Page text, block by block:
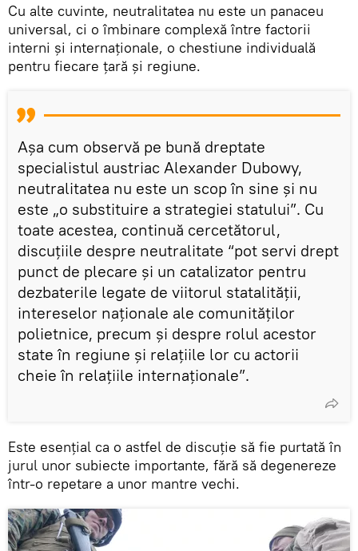
Cu alte cuvinte, neutralitatea nu este un panaceu
universal, ci o îmbinare complexă între factorii
interni și internaționale, o chestiune individuală
pentru fiecare țară și regiune.
Așa cum observă pe bună dreptate
specialistul austriac Alexander Dubowy,
neutralitatea nu este un scop în sine și nu
este „o substituire a strategiei statului”. Cu
toate acestea, continuă cercetătorul,
discuțiile despre neutralitate “pot servi drept
punct de plecare și un catalizator pentru
dezbaterile legate de viitorul statalității,
intereselor naționale ale comunităților
polietnice, precum și despre rolul acestor
state în regiune și relațiile lor cu actorii
cheie în relațiile internaționale”.
Este esențial ca o astfel de discuție să fie purtată în
jurul unor subiecte importante, fără să degenereze
într-o repetare a unor mantre vechi.